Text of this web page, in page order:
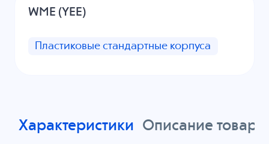
WME (YEE)
Пластиковые стандартные корпуса
Характеристики Описание товара